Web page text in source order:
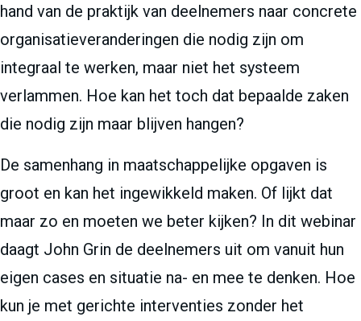
hand van de praktijk van deelnemers naar concrete
organisatieveranderingen die nodig zijn om
integraal te werken, maar niet het systeem
verlammen. Hoe kan het toch dat bepaalde zaken
die nodig zijn maar blijven hangen?
De samenhang in maatschappelijke opgaven is
groot en kan het ingewikkeld maken. Of lijkt dat
maar zo en moeten we beter kijken? In dit webinar
daagt John Grin de deelnemers uit om vanuit hun
eigen cases en situatie na- en mee te denken. Hoe
kun je met gerichte interventies zonder het